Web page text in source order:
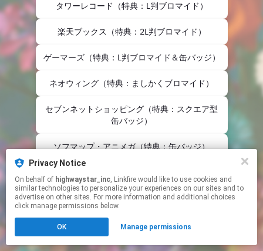
Privacy Notice
On behalf of highwaystar_inc, Linkfire would like to use cookies and
similar technologies to personalize your experiences on our sites and to
advertise on other sites. For more information and additional choices
click manage permissions below.
OK Manage permissions
タワーレコード（特典：L判ブロマイド）
楽天ブックス（特典：2L判ブロマイド）
ゲーマーズ（特典：L判ブロマイド＆缶バッジ）
ネオウィング（特典：ましかくブロマイド）
セブンネットショッピング（特典：スクエア型
缶バッジ）
ソフマップ・アニメガ（特典：缶バッジ）
This page may contain affiliate links.
to manage your permissions.